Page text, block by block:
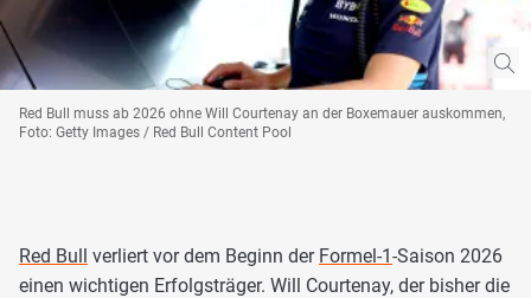
Red Bull muss ab 2026 ohne Will Courtenay an der Boxemauer auskommen,
Foto: Getty Images / Red Bull Content Pool
Red Bull verliert vor dem Beginn der Formel-1-Saison 2026
einen wichtigen Erfolgsträger. Will Courtenay, der bisher die